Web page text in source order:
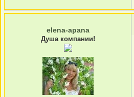
elena-apana
Душа компании!